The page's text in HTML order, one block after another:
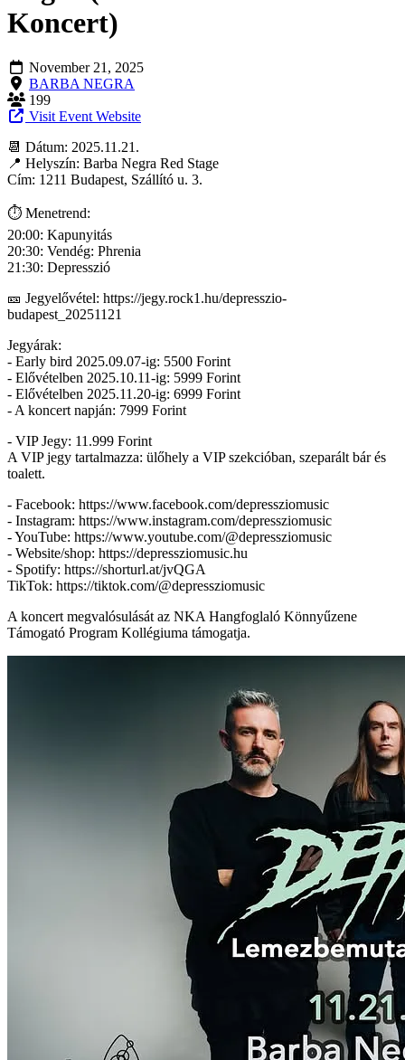
Koncert)
November 21, 2025
BARBA NEGRA
199
Visit Event Website
📆 Dátum: 2025.11.21.
📍 Helyszín: Barba Negra Red Stage
Cím: 1211 Budapest, Szállító u. 3.
⏱️ Menetrend:
20:00: Kapunyitás
20:30: Vendég: Phrenia
21:30: Depresszió
🎫 Jegyelővétel: https://jegy.rock1.hu/depresszio-
budapest_20251121
Jegyárak:
- Early bird 2025.09.07-ig: 5500 Forint
- Elővételben 2025.10.11-ig: 5999 Forint
- Elővételben 2025.11.20-ig: 6999 Forint
- A koncert napján: 7999 Forint
- VIP Jegy: 11.999 Forint
A VIP jegy tartalmazza: ülőhely a VIP szekcióban, szeparált bár és
toalett.
- Facebook: https://www.facebook.com/depressziomusic
- Instagram: https://www.instagram.com/depressziomusic
- YouTube: https://www.youtube.com/@depressziomusic
- Website/shop: https://depressziomusic.hu
- Spotify: https://shorturl.at/jvQGA
TikTok: https://tiktok.com/@depressziomusic
A koncert megvalósulását az NKA Hangfoglaló Könnyűzene
Támogató Program Kollégiuma támogatja.